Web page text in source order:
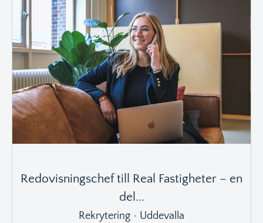
Redovisningschef till Real Fastigheter – en
del...
Rekrytering · Uddevalla